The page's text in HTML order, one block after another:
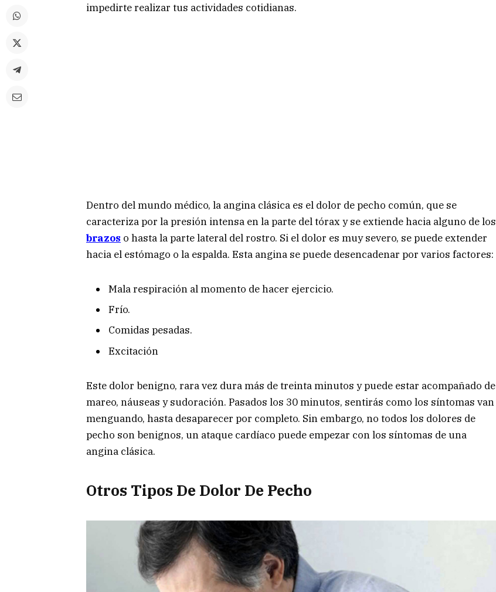
impedirte realizar tus actividades cotidianas.
Dentro del mundo médico, la angina clásica es el dolor de pecho común, que se
caracteriza por la presión intensa en la parte del tórax y se extiende hacia alguno de los
brazos o hasta la parte lateral del rostro. Si el dolor es muy severo, se puede extender
hacia el estómago o la espalda. Esta angina se puede desencadenar por varios factores:
Mala respiración al momento de hacer ejercicio.
Frío.
Comidas pesadas.
Excitación
Este dolor benigno, rara vez dura más de treinta minutos y puede estar acompañado de
mareo, náuseas y sudoración. Pasados los 30 minutos, sentirás como los síntomas van
menguando, hasta desaparecer por completo. Sin embargo, no todos los dolores de
pecho son benignos, un ataque cardíaco puede empezar con los síntomas de una
angina clásica.
Otros Tipos De Dolor De Pecho